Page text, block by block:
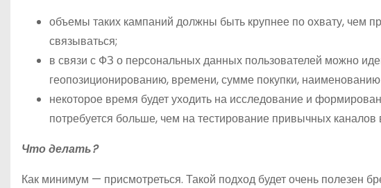
объемы таких кампаний должны быть крупнее по охвату,
связываться;
в связи с ФЗ о персональных данных пользователей можно
геопозиционированию, времени, сумме покупки, наименованию
некоторое время будет уходить на исследование и
потребуется больше, чем на тестирование привычных каналов
Что делать?
Как минимум — присмотреться. Такой подход будет очень полезен